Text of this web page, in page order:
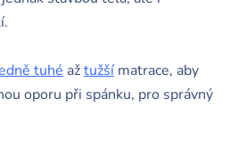
tuhé ažtužší matrace, aby
oporu při spánku, pro správný